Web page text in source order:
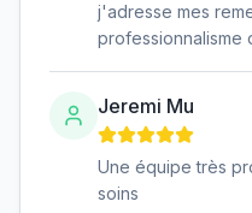
j'adresse mes
professionnalisme
Jeremi Mu
Une équipe très
soins